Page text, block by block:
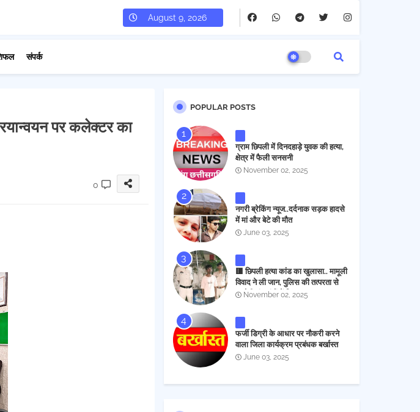
August 9, 2026
संपर्क
पर कलेक्टर का
0
POPULAR POSTS
ग्राम छिपली में दिनदहाड़े युवक की हत्या,
क्षेत्र में फैली सनसनी
November 02, 2025
नगरी ब्रेकिंग न्यूज..दर्दनाक सड़क हादसे
में मां और बेटे की मौत
June 03, 2025
🟥 छिपली हत्या कांड का खुलासा.. मामूली
विवाद ने ली जान, पुलिस की तत्परता से
आरोपी चंद घंटों में गिरफ्तार
November 02, 2025
फर्जी डिग्री के आधार पर नौकरी करने
वाला जिला कार्यक्रम प्रबंधक बर्खास्त
June 03, 2025